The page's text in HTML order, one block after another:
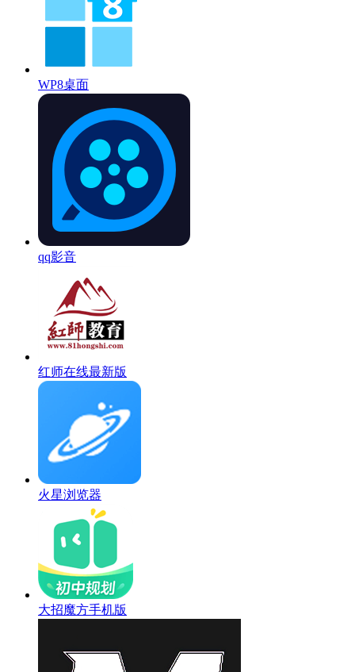
WP8桌面
qq影音
红师在线最新版
火星浏览器
大招魔方手机版